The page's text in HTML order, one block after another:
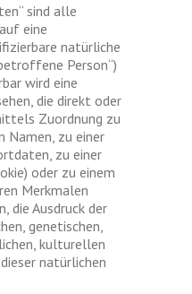
sind alle
eine
natürliche
Person“)
wird eine
die direkt oder
Zuordnung zu
Namen, zu einer
zu einer
oder zu einem
Merkmalen
die Ausdruck der
genetischen,
kulturellen
natürlichen